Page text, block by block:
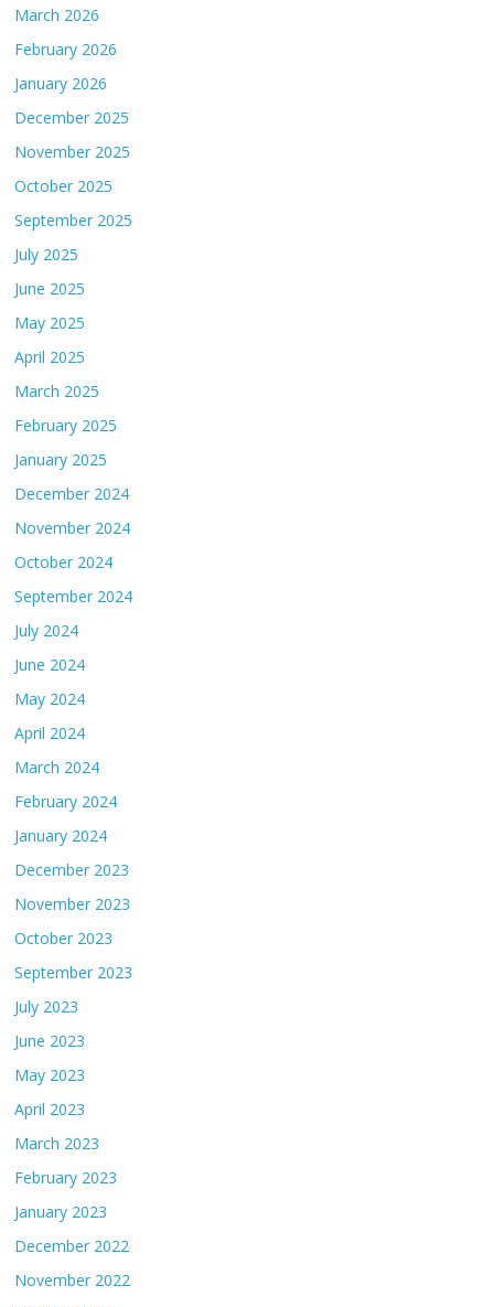
March 2026
February 2026
January 2026
December 2025
November 2025
October 2025
September 2025
July 2025
June 2025
May 2025
April 2025
March 2025
February 2025
January 2025
December 2024
November 2024
October 2024
September 2024
July 2024
June 2024
May 2024
April 2024
March 2024
February 2024
January 2024
December 2023
November 2023
October 2023
September 2023
July 2023
June 2023
May 2023
April 2023
March 2023
February 2023
January 2023
December 2022
November 2022